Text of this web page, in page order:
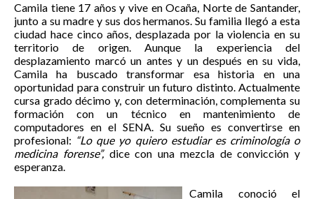
Camila tiene 17 años y vive en Ocaña, Norte de Santander,
junto a su madre y sus dos hermanos. Su familia llegó a esta
ciudad hace cinco años, desplazada por la violencia en su
territorio de origen. Aunque la experiencia del
desplazamiento marcó un antes y un después en su vida,
Camila ha buscado transformar esa historia en una
oportunidad para construir un futuro distinto. Actualmente
cursa grado décimo y, con determinación, complementa su
formación con un técnico en mantenimiento de
computadores en el SENA. Su sueño es convertirse en
profesional: “Lo que yo quiero estudiar es criminología o
medicina forense”,dice con una mezcla de convicción y
esperanza.
Camila conoció el